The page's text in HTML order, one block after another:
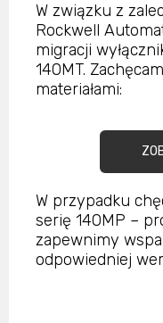
W związku z
Rockwell
migracji
140MT.
materiałami:
W przypadku
serię 140MP –
zapewnimy
odpowiedniej